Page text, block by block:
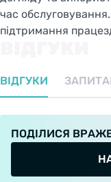
час
підтримання
ВІДГУКИ
ПОДІЛИСЯ